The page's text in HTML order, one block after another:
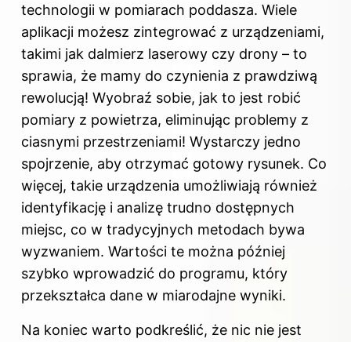
technologii w pomiarach poddasza. Wiele
aplikacji możesz zintegrować z urządzeniami,
takimi jak dalmierz laserowy czy drony – to
sprawia, że mamy do czynienia z prawdziwą
rewolucją! Wyobraź sobie, jak to jest robić
pomiary z powietrza, eliminując problemy z
ciasnymi przestrzeniami! Wystarczy jedno
spojrzenie, aby otrzymać gotowy rysunek. Co
więcej, takie urządzenia umożliwiają również
identyfikację i analizę trudno dostępnych
miejsc, co w tradycyjnych metodach bywa
wyzwaniem. Wartości te można później
szybko wprowadzić do programu, który
przekształca dane w miarodajne wyniki.
Na koniec warto podkreślić, że nic nie jest